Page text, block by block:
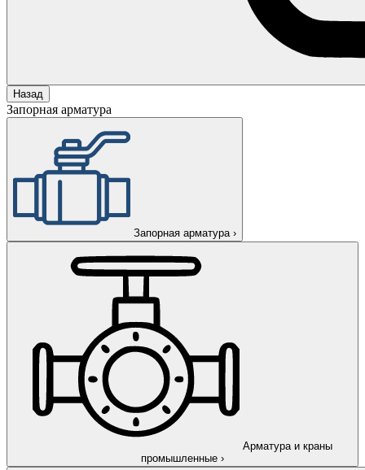
Назад
Запорная арматура
Запорная арматура ›
Арматура и краны
промышленные ›